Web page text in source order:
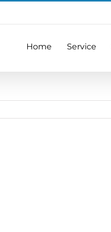
Home Service